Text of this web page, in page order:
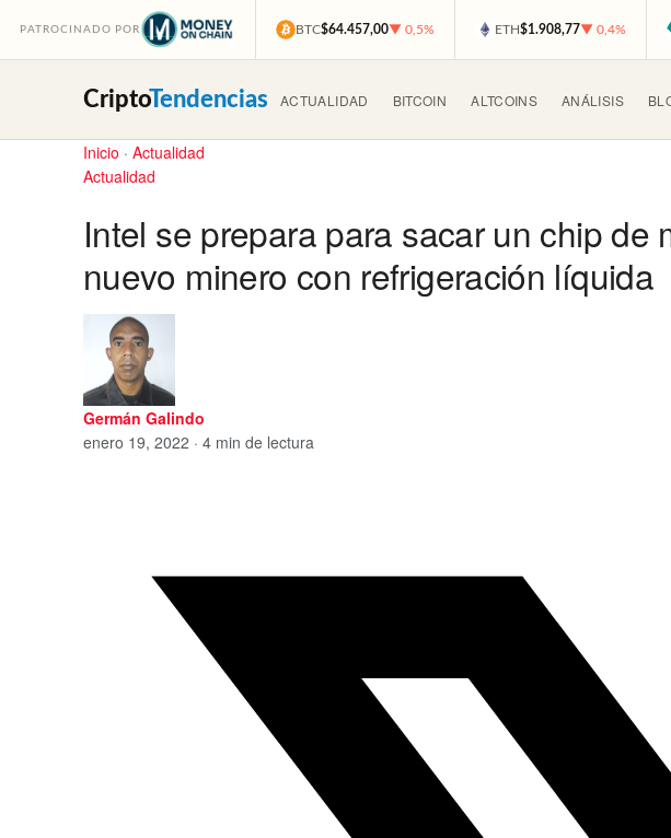
PATROCINADO POR BTC$64.457,00▼ 0,5% ETH$1.908,77▼ 0,4%
CriptoTendencias ACTUALIDAD BITCOIN ALTCOINS ANÁLISIS
Inicio · Actualidad
Actualidad
Intel se prepara para sacar un chip
nuevo minero con refrigeración líquida
Germán Galindo
enero 19, 2022 · 4 min de lectura